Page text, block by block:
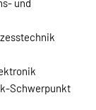
und
Schwerpunkt